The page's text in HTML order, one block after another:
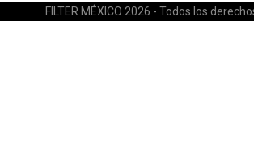
FILTER MÉXICO 2026 - Todos los